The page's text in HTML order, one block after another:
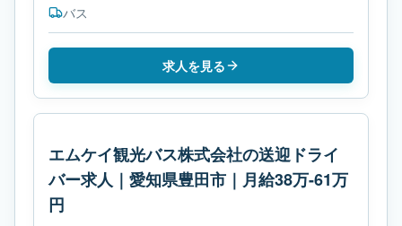
バス
求人を見る
エムケイ観光バス株式会社の送迎ドライ
バー求人｜愛知県豊田市｜月給38万-61万
円